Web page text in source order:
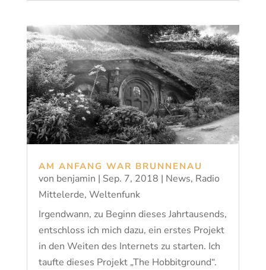
AM ANFANG WAR BRUNNENAU
von benjamin | Sep. 7, 2018 | News, Radio
Mittelerde, Weltenfunk
Irgendwann, zu Beginn dieses Jahrtausends,
entschloss ich mich dazu, ein erstes Projekt
in den Weiten des Internets zu starten. Ich
taufte dieses Projekt „The Hobbitground“.